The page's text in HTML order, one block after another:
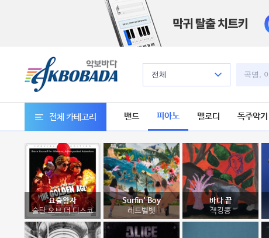
전체
전체 카테고리 밴드 피아노 멜로디 독주악기
요술왕자
술탄 오브 더 디스코
Surfin' Boy
레드벨벳
바다 끝
잭킹콩